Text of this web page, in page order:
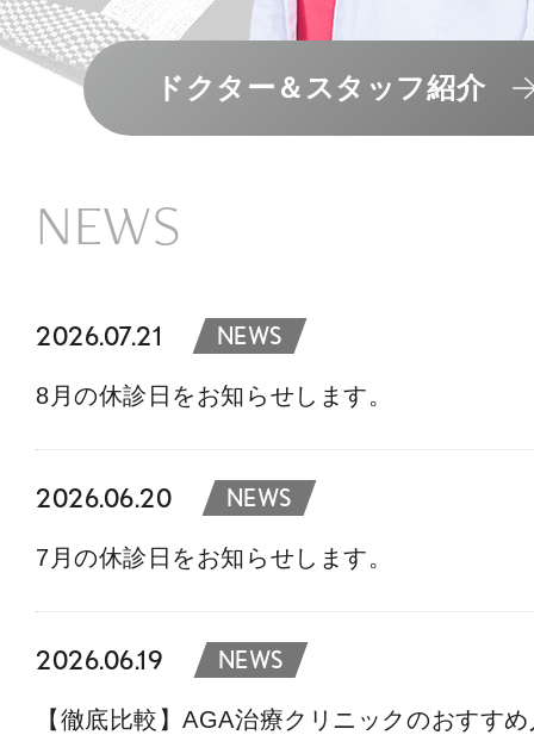
ドクター＆スタッフ紹介
NEWS
2026.07.21 NEWS
8月の休診日をお知らせします。
2026.06.20 NEWS
7月の休診日をお知らせします。
2026.06.19 NEWS
【徹底比較】AGA治療クリニックのおすす